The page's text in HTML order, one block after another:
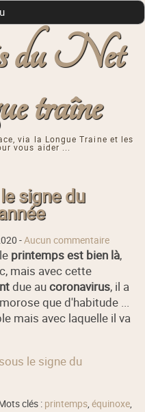
du Net
traîne
via la Longue Traine et les
vous aider ...
signe du
-Aucun commentaire
printemps est bien là,
mais avec cette
due aucoronavirus, il a
que d'habitude ...
mais avec laquelle il va
le signe du
clés : printemps,équinoxe,